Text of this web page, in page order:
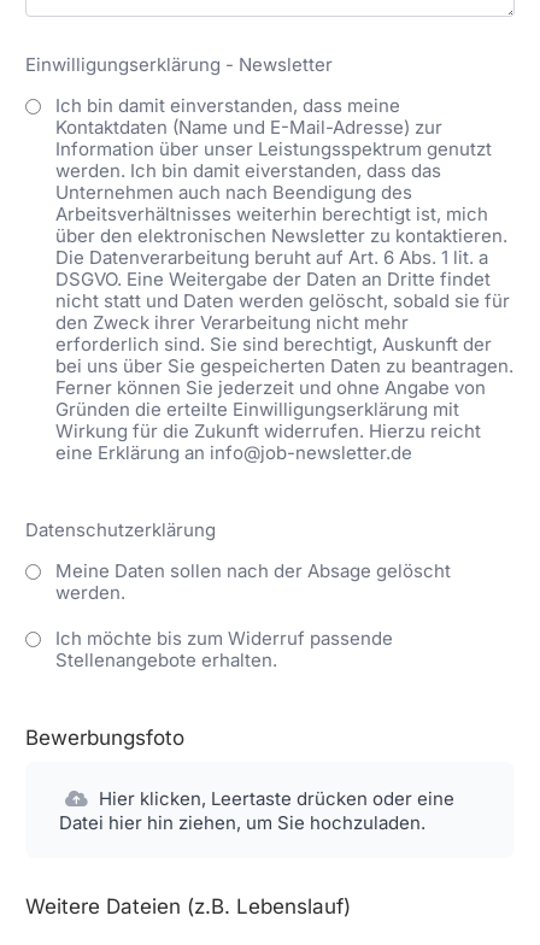
Einwilligungserklärung - Newsletter
Ich bin damit einverstanden, dass meine
Kontaktdaten (Name und E-Mail-Adresse) zur
Information über unser Leistungsspektrum genutzt
werden. Ich bin damit eiverstanden, dass das
Unternehmen auch nach Beendigung des
Arbeitsverhältnisses weiterhin berechtigt ist, mich
über den elektronischen Newsletter zu kontaktieren.
Die Datenverarbeitung beruht auf Art. 6 Abs. 1 lit. a
DSGVO. Eine Weitergabe der Daten an Dritte findet
nicht statt und Daten werden gelöscht, sobald sie für
den Zweck ihrer Verarbeitung nicht mehr
erforderlich sind. Sie sind berechtigt, Auskunft der
bei uns über Sie gespeicherten Daten zu beantragen.
Ferner können Sie jederzeit und ohne Angabe von
Gründen die erteilte Einwilligungserklärung mit
Wirkung für die Zukunft widerrufen. Hierzu reicht
eine Erklärung an info@job-newsletter.de
Datenschutzerklärung
Meine Daten sollen nach der Absage gelöscht
werden.
Ich möchte bis zum Widerruf passende
Stellenangebote erhalten.
Bewerbungsfoto
Hier klicken, Leertaste drücken oder eine
Datei hier hin ziehen, um Sie hochzuladen.
Weitere Dateien (z.B. Lebenslauf)